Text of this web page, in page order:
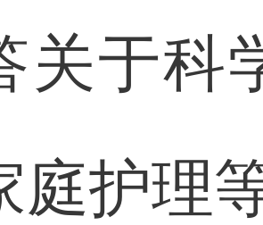
关于科
庭护理